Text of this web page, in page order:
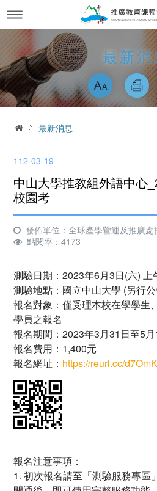
到
要
內
容
最新消息 News
關於我們 About us
交通方式
簡介
工作團隊
學習環境介紹
常見問答Q&A
課程訊息 Course Information
政府委訓與企業合作
表單下載
線上繳費
場地租借 reservation
最新
首頁最新消息
112-03-19
中山大學推教組外語中心
校園考
發佈單位：全球產學營運及推廣處
點閱率：4173
測驗日期：2023年6月3日(六) 上
測驗地點：國立中山大學 (另行
報名對象：僅受理本校在學學生
學員之報名
報名期間：2023年3月31日至5
報名費用：1,400元
報名網址： https://reurl.cc/
報名注意事項：
1. 初次報名請至「測驗服務專區